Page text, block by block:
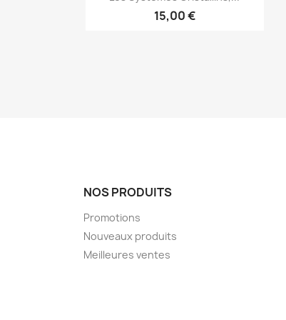
15,00 €
NOS PRODUITS
Promotions
Nouveaux produits
Meilleures ventes